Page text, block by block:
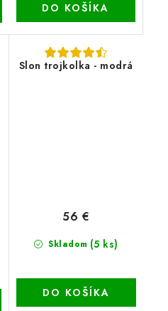
DO KOŠÍKA
Slon trojkolka - modrá
Skladom (5 ks)
56 €
DO KOŠÍKA